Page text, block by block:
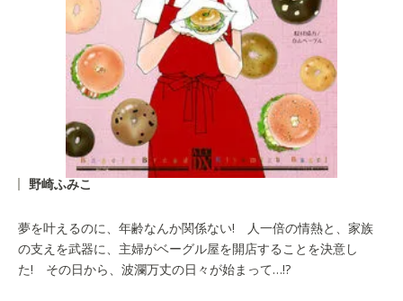
野崎ふみこ
夢を叶えるのに、年齢なんか関係ない! 人一倍の情熱と、家族
の支えを武器に、主婦がベーグル屋を開店することを決意し
た! その日から、波瀾万丈の日々が始まって…!?